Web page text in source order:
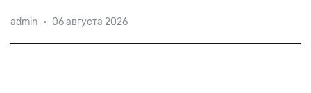
Польшу
и Буковины, советская
известные в свое время еврейские футбольные
admin • 06 августа 2026